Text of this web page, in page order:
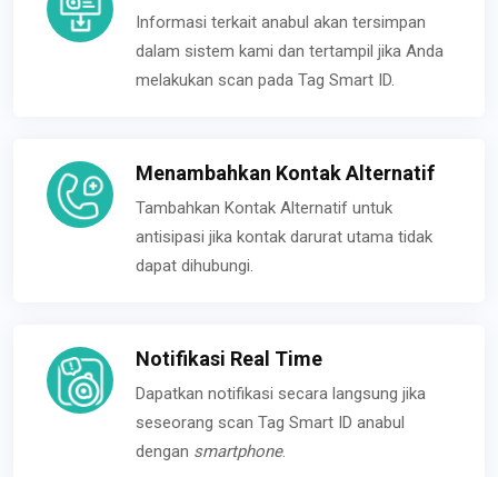
Informasi terkait anabul akan tersimpan
dalam sistem kami dan tertampil jika Anda
melakukan scan pada Tag Smart ID.
Menambahkan Kontak Alternatif
Tambahkan Kontak Alternatif untuk
antisipasi jika kontak darurat utama tidak
dapat dihubungi.
Notifikasi Real Time
Dapatkan notifikasi secara langsung jika
seseorang scan Tag Smart ID anabul
dengan smartphone.